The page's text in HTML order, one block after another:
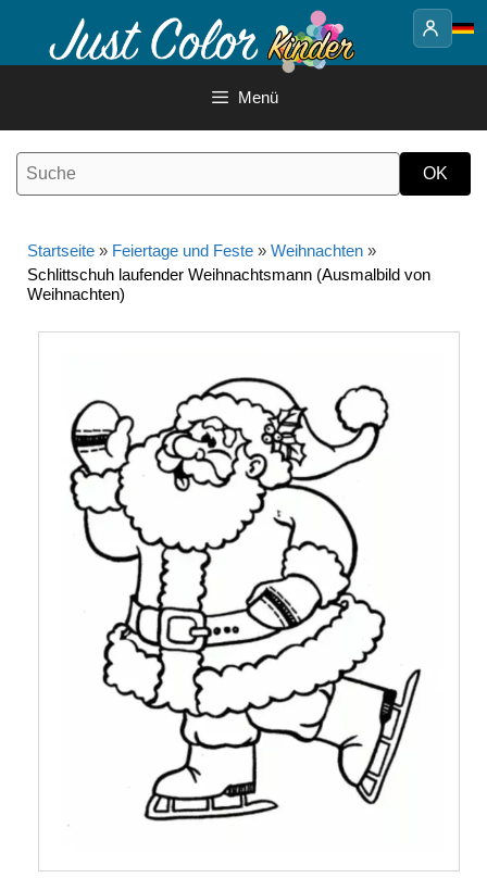
Inhalt
Menü
Startseite » Feiertage und Feste » Weihnachten »
Schlittschuh laufender Weihnachtsmann (Ausmalbild von
Weihnachten)